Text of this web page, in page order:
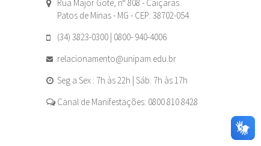
Rua Major Gote, n° 808 - Caiçaras
Patos de Minas - MG - CEP: 38702-054.
(34) 3823-0300 | 0800- 940-4006
relacionamento@unipam.edu.br
Seg a Sex : 7h às 22h | Sáb: 7h às 17h
Canal de Manifestações: 0800 810 8428